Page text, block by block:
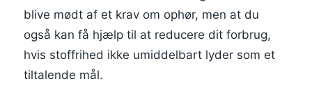
blive mødt af et krav om ophør, men at du
også kan få hjælp til at reducere dit forbrug,
hvis stoffrihed ikke umiddelbart lyder som et
tiltalende mål.